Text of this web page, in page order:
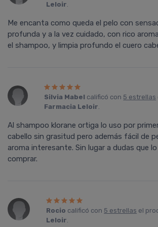
Leloir.
Me encanta como queda el pelo con
profunda y a la vez cuidado, con rico
el shampoo, y limpia profundo el cuero
Silvia Mabel calificó con 5 estrellas
Farmacia Leloir.
Al shampoo klorane ortiga lo uso por
cabello sin grasitud pero además fácil de
aroma interesante. Sin lugar a dudas que
comprar.
Rocio calificó con 5 estrellas el
Leloir.